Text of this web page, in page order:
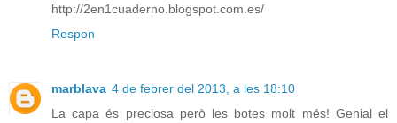
http://2en1cuaderno.blogspot.com.es/
Respon
marblava 4 de febrer del 2013, a les 18:10
La capa és preciosa però les botes molt més! Genial el